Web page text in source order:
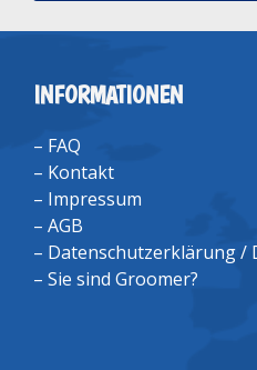
INFORMATIONEN
– FAQ
– Kontakt
– Impressum
– AGB
– Datenschutzerklärung /
– Sie sind Groomer?